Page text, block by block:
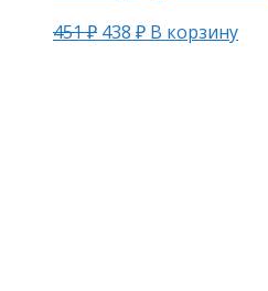
451₽ 438 ₽ В корзину